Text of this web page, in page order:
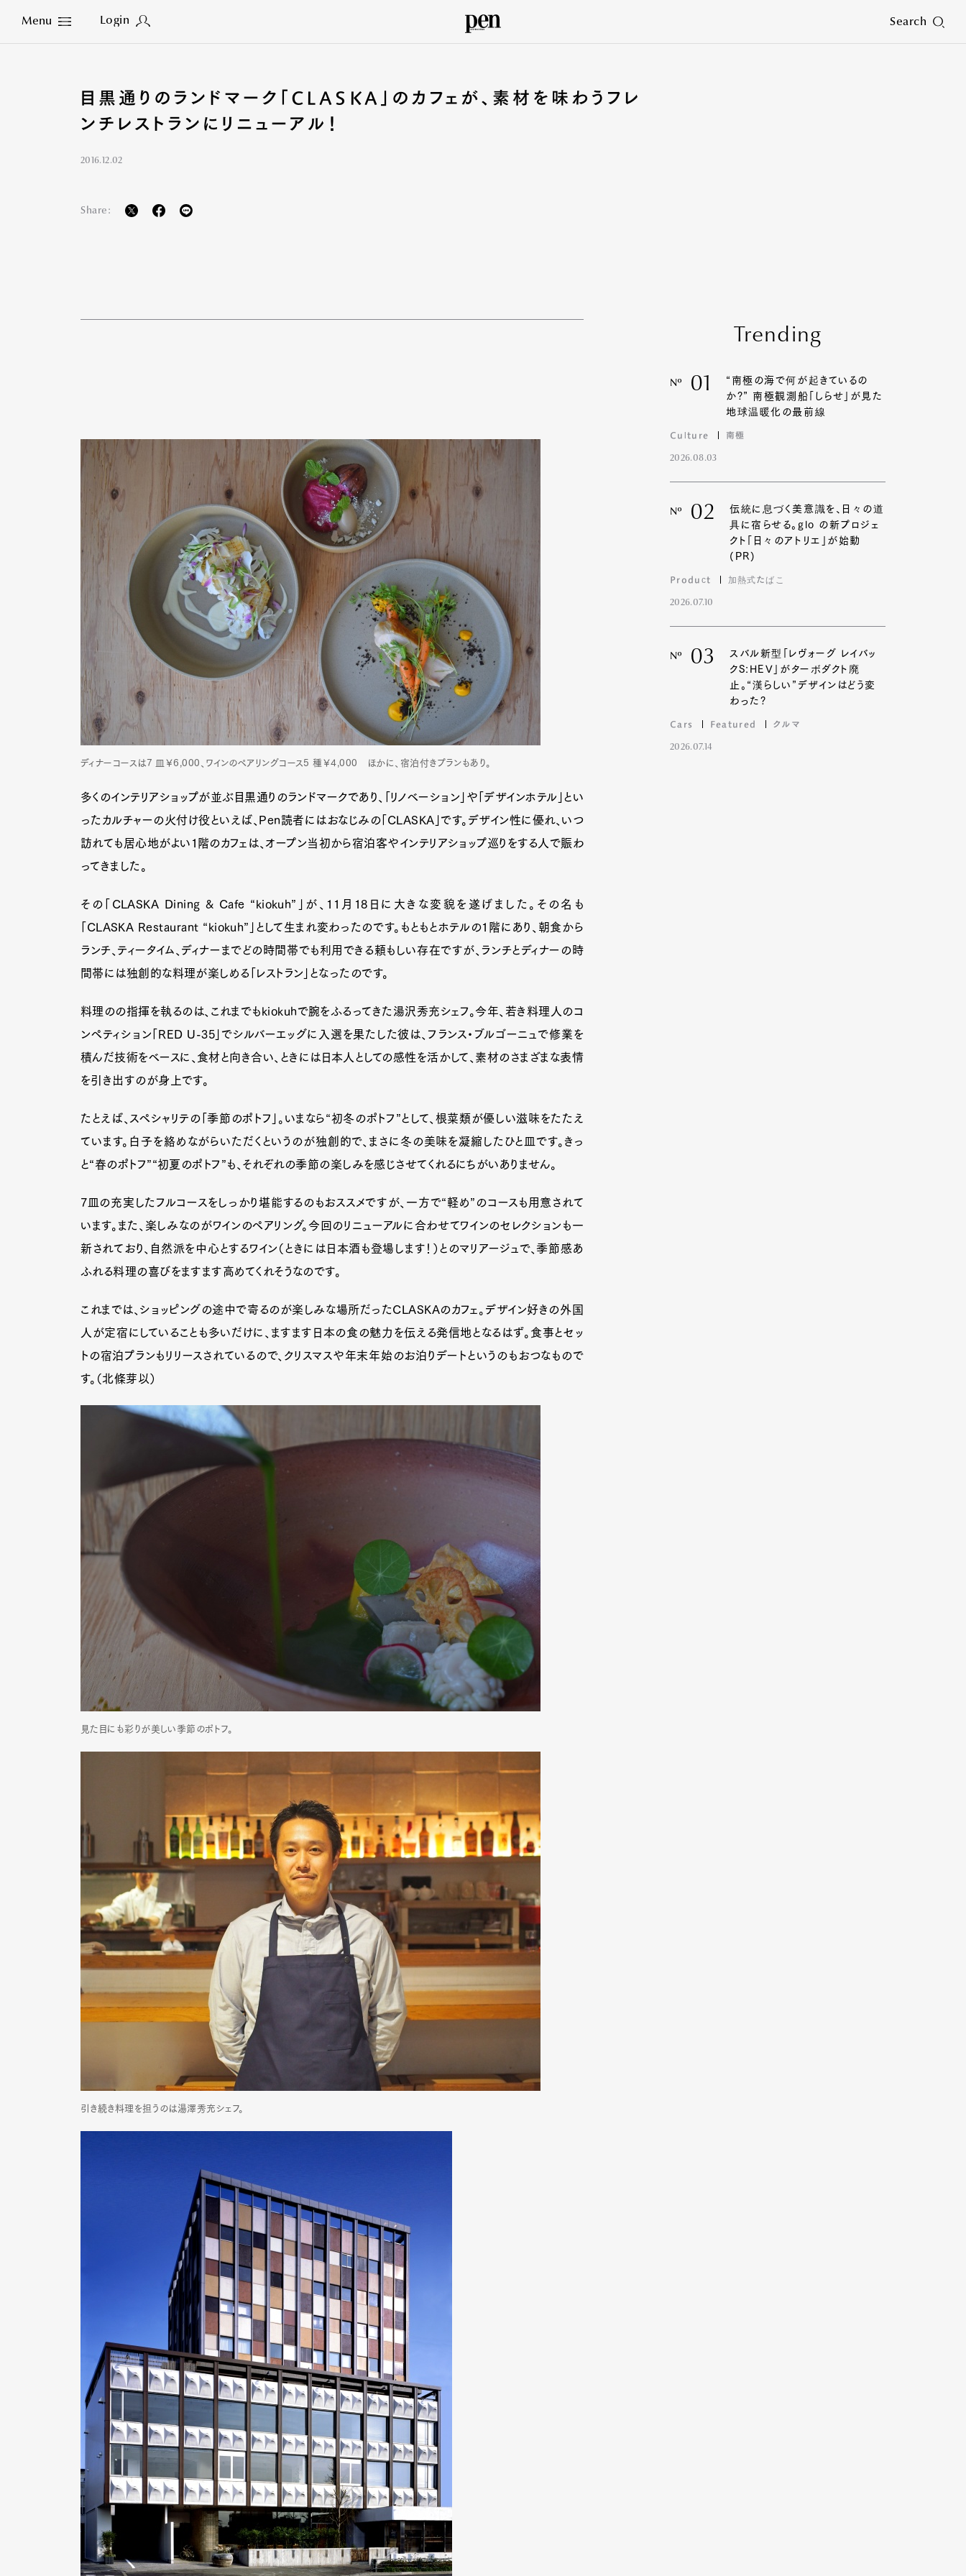
Menu Login Search
Close
Gourmet
Cars Product
Lifestyle
Pen Membership Magazine Official Columnist
目黒通りのランドマーク「CLASKA」のカフェが、素材を味わうフレ
ンチレストランにリニューアル！
2016.12.02
Share:
ディナーコースは7 皿￥6,000、ワインのペアリングコース5 種￥4,000 ほかに、宿泊付きプランもあり。
多くのインテリアショップが並ぶ目黒通りのランドマークであり、「リノベーション」や「デザインホテル」とい
ったカルチャーの火付け役といえば、Pen読者にはおなじみの「CLASKA」です。デザイン性に優れ、いつ
訪れても居心地がよい1階のカフェは、オープン当初から宿泊客やインテリアショップ巡りをする人で賑わ
ってきました。
その「CLASKA Dining & Cafe “kiokuh”」が、11月18日に大きな変貌を遂げました。その名も
「CLASKA Restaurant “kiokuh”」として生まれ変わったのです。もともとホテルの1階にあり、朝食から
ランチ、ティータイム、ディナーまでどの時間帯でも利用できる頼もしい存在ですが、ランチとディナーの時
間帯には独創的な料理が楽しめる「レストラン」となったのです。
料理のの指揮を執るのは、これまでもkiokuhで腕をふるってきた湯沢秀充シェフ。今年、若き料理人のコ
ンペティション「RED U-35」でシルバーエッグに入選を果たした彼は、フランス・ブルゴーニュで修業を
積んだ技術をベースに、食材と向き合い、ときには日本人としての感性を活かして、素材のさまざまな表情
を引き出すのが身上です。
たとえば、スペシャリテの「季節のポトフ」。いまなら“初冬のポトフ”として、根菜類が優しい滋味をたたえ
ています。白子を絡めながらいただくというのが独創的で、まさに冬の美味を凝縮したひと皿です。きっ
と“春のポトフ”“初夏のポトフ”も、それぞれの季節の楽しみを感じさせてくれるにちがいありません。
7皿の充実したフルコースをしっかり堪能するのもおススメですが、一方で“軽め”のコースも用意されて
います。また、楽しみなのがワインのペアリング。今回のリニューアルに合わせてワインのセレクションも一
新されており、自然派を中心とするワイン（ときには日本酒も登場します！）とのマリアージュで、季節感あ
ふれる料理の喜びをますます高めてくれそうなのです。
これまでは、ショッピングの途中で寄るのが楽しみな場所だったCLASKAのカフェ。デザイン好きの外国
人が定宿にしていることも多いだけに、ますます日本の食の魅力を伝える発信地となるはず。食事とセッ
トの宿泊プランもリリースされているので、クリスマスや年末年始のお泊りデートというのもおつなもので
す。（北條芽以）
見た目にも彩りが美しい季節のポトフ。
引き続き料理を担うのは湯澤秀充シェフ。
Trending
Nº 01
“南極の海で何が起きているの
か?” 南極観測船「しらせ」が見た
地球温暖化の最前線
Culture 南極
2026.08.03
Nº 02
伝統に息づく美意識を、日々の道
具に宿らせる。glo の新プロジェ
クト「日々のアトリエ」が始動
(PR)
Product 加熱式たばこ
2026.07.10
Nº 03
スバル新型「レヴォーグ レイバッ
クS:HEV」がターボダクト廃
止。“漢らしい”デザインはどう変
わった?
Cars Featured クルマ
2026.07.14